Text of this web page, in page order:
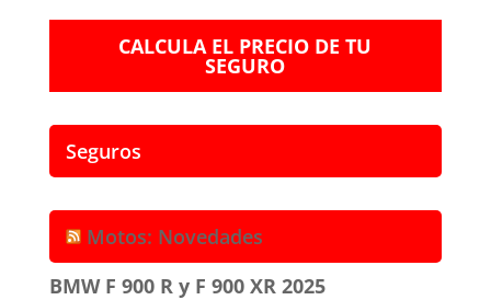
CALCULA EL PRECIO DE TU
SEGURO
Seguros
Motos: Novedades
BMW F 900 R y F 900 XR 2025